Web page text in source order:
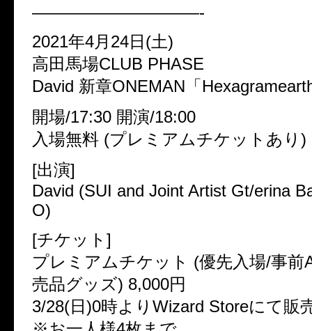
——————————-
2021年4月24日(土)
高田馬場CLUB PHASE
David 新章ONEMAN「
開場/17:30 開演/18:00
入場無料 (プレミアムチケットあり)
[出演]
David (SUI and Joint Artist Gt/erina
O)
[チケット]
プレミアムチケット (優先入場/事前
売品グッズ) 8,000円
3/28(日)0時よりWizard Storeにて販